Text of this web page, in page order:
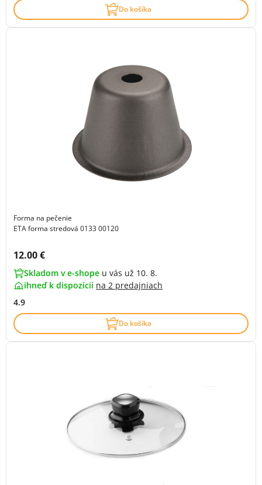
Do košíka
Forma na pečenie
ETA forma stredová 0133 00120
Cena s DPH:
12.00 €
Skladom v e-shope u vás už 10. 8.
ihneď k dispozícii na 2 predajniach
4.9
Do košíka